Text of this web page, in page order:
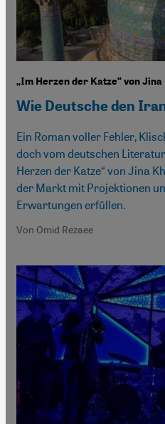
„Im Herzen der Katze“ von
Wie Deutsche den
Ein Roman voller Fehler,
doch vom deutschen
Herzen der Katze“ von Jina
der Markt mit Projektionen
Erwartungen erfüllen.
Von Omid Rezaee